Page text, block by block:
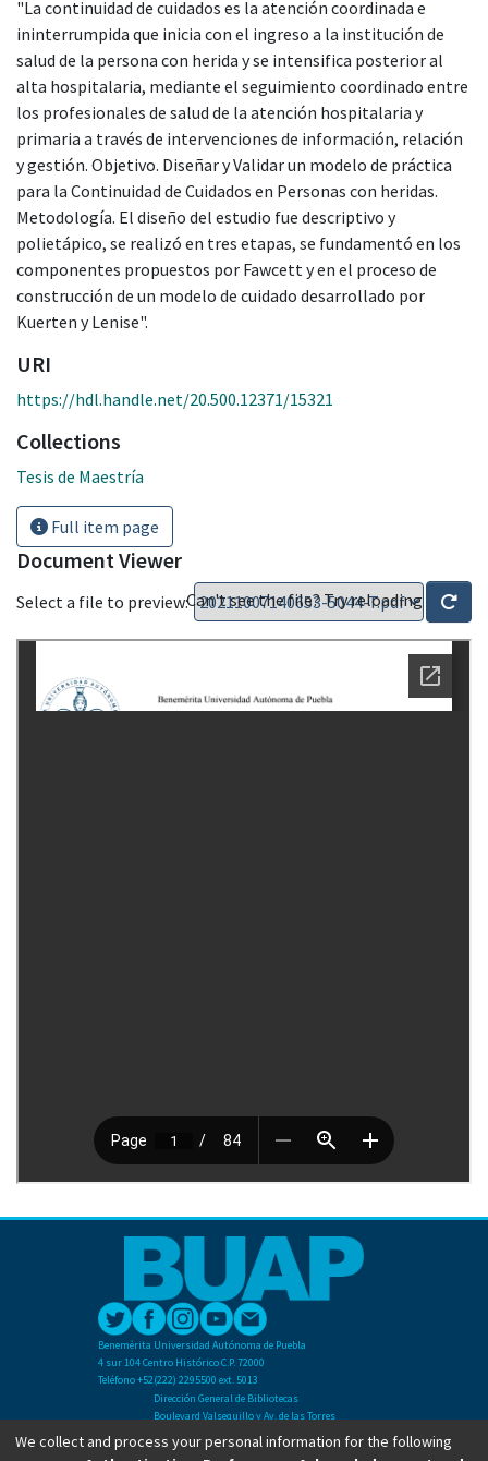
"La continuidad de cuidados es la atención coordinada e
ininterrumpida que inicia con el ingreso a la institución de
salud de la persona con herida y se intensifica posterior al
alta hospitalaria, mediante el seguimiento coordinado entre
los profesionales de salud de la atención hospitalaria y
primaria a través de intervenciones de información, relación
y gestión. Objetivo. Diseñar y Validar un modelo de práctica
para la Continuidad de Cuidados en Personas con heridas.
Metodología. El diseño del estudio fue descriptivo y
polietápico, se realizó en tres etapas, se fundamentó en los
componentes propuestos por Fawcett y en el proceso de
construcción de un modelo de cuidado desarrollado por
Kuerten y Lenise".
URI
https://hdl.handle.net/20.500.12371/15321
Collections
Tesis de Maestría
Full item page
Document Viewer
Select a file to preview:Can't see the file? Try reloading
Benemérita Universidad Autónoma de Puebla
4 sur 104 Centro Histórico C.P. 72000
Teléfono +52(222) 2295500 ext. 5013
Dirección General de Bibliotecas
Boulevard Valsequillo y Av. de las Torres
Ciudad Universitaria. Col. San Manuel
C.P. 72570
We collect and process your personal information for the following